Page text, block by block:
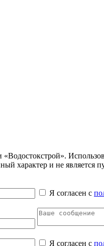
характер и не является
Я согласен с
Я согласен с